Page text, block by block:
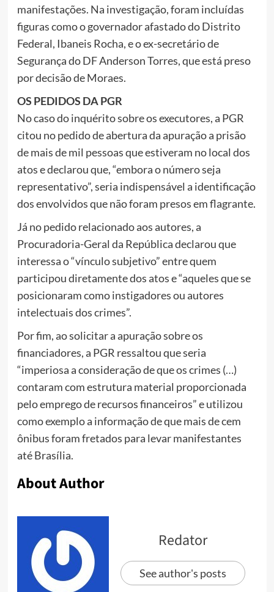
manifestações. Na investigação, foram incluídas
figuras como o governador afastado do Distrito
Federal, Ibaneis Rocha, e o ex-secretário de
Segurança do DF Anderson Torres, que está preso
por decisão de Moraes.
OS PEDIDOS DA PGR
No caso do inquérito sobre os executores, a PGR
citou no pedido de abertura da apuração a prisão
de mais de mil pessoas que estiveram no local dos
atos e declarou que, “embora o número seja
representativo”, seria indispensável a identificação
dos envolvidos que não foram presos em flagrante.
Já no pedido relacionado aos autores, a
Procuradoria-Geral da República declarou que
interessa o “vínculo subjetivo” entre quem
participou diretamente dos atos e “aqueles que se
posicionaram como instigadores ou autores
intelectuais dos crimes”.
Por fim, ao solicitar a apuração sobre os
financiadores, a PGR ressaltou que seria
“imperiosa a consideração de que os crimes (…)
contaram com estrutura material proporcionada
pelo emprego de recursos financeiros” e utilizou
como exemplo a informação de que mais de cem
ônibus foram fretados para levar manifestantes
até Brasília.
About Author
Redator
See author's posts